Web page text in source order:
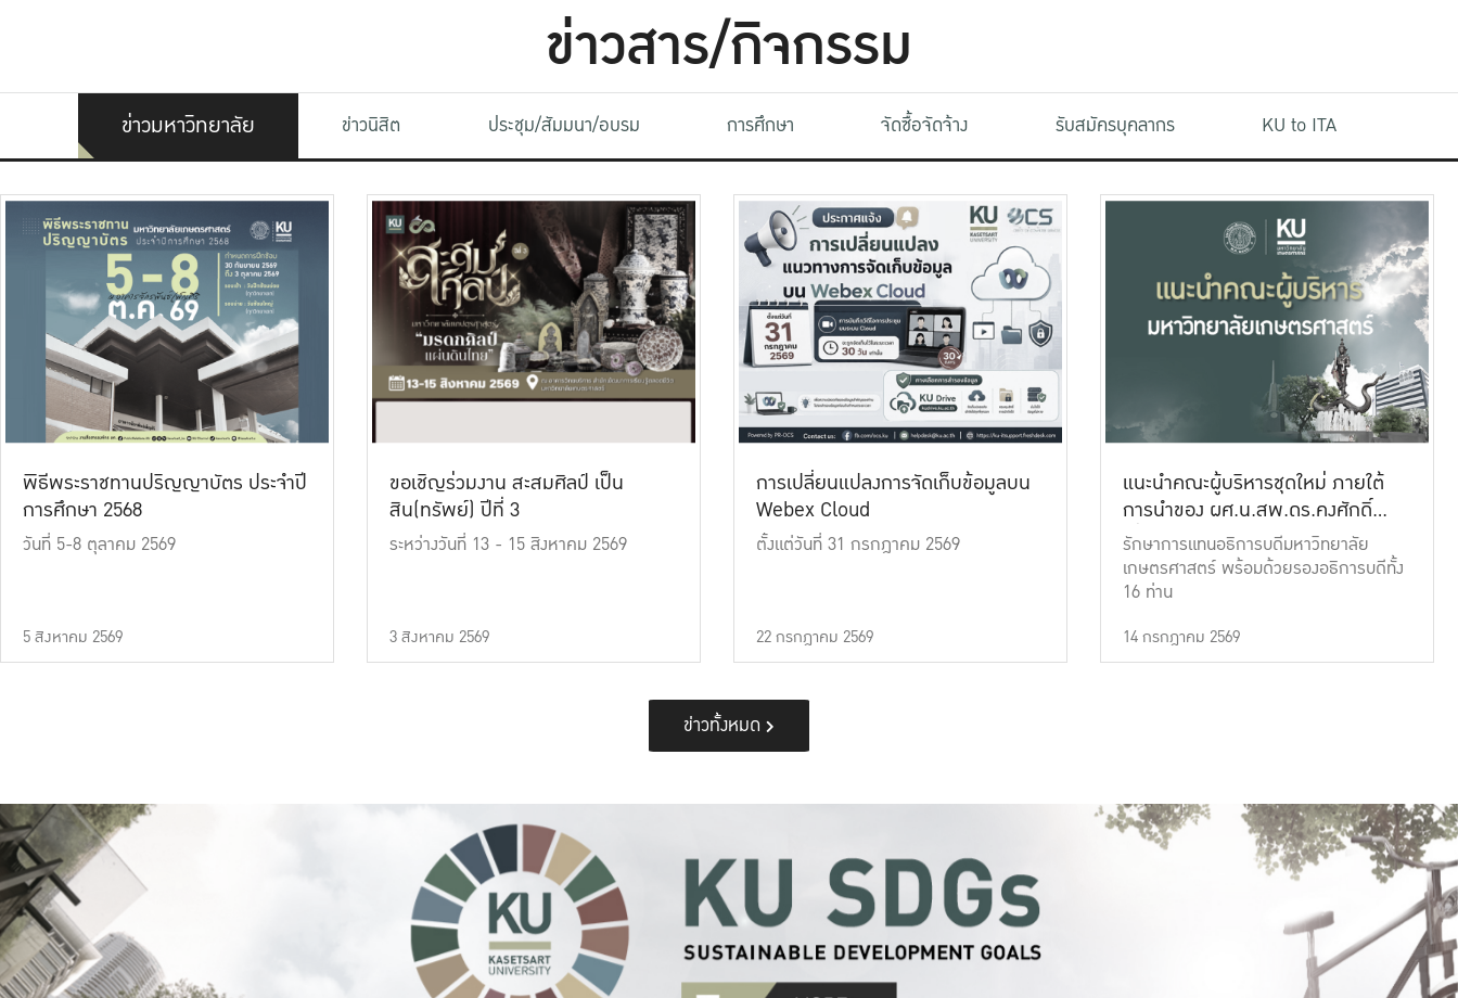
ข่าวสาร/กิจกรรม
ข่าวมหาวิทยาลัย ข่าวนิสิต ประชุม/สัมมนา/อบรม การศึกษา จัดซื้อจัดจ้าง รับสมัครบุคลากร KU to ITA
พิธีพระราชทานปริญญาบัตร ประจำปี
การศึกษา 2568
วันที่ 5-8 ตุลาคม 2569
5 สิงหาคม 2569
ขอเชิญร่วมงาน สะสมศิลป์ เป็น
สิน(ทรัพย์) ปีที่ 3
ระหว่างวันที่ 13 - 15 สิงหาคม 2569
3 สิงหาคม 2569
การเปลี่ยนแปลงการจัดเก็บข้อมูลบน
Webex Cloud
ตั้งแต่วันที่ 31 กรกฎาคม 2569
22 กรกฎาคม 2569
แนะนำคณะผู้บริหารชุดใหม่ ภายใต้
การนำของ ผศ.น.สพ.ดร.คงศักดิ์
เที่ยงธรรม
รักษาการแทนอธิการบดีมหาวิทยาลัย
เกษตรศาสตร์ พร้อมด้วยรองอธิการบดีทั้ง
16 ท่าน
14 กรกฎาคม 2569
ข่าวทั้งหมด